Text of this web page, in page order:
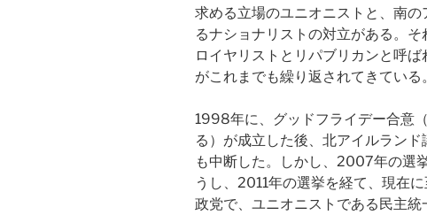
求める立場のユニオニストと、南
るナショナリストの対立がある。
ロイヤリストとリパブリカンと呼
がこれまでも繰り返されてきている。
1998年に、グッドフライデー合意
る）が成立した後、北アイルラン
も中断した。しかし、2007年の選
うし、2011年の選挙を経て、現在
政党で、ユニオニストである民主